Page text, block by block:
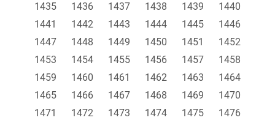
1435
1436 1437 1438 1439
1440
1441
1442 1443 1444 1445
1446
1447
1448 1449 1450 1451
1452
1453
1454 1455 1456 1457
1458
1459
1460 1461 1462 1463
1464
1465
1466 1467 1468 1469
1470
1471
1472 1473 1474 1475
1476